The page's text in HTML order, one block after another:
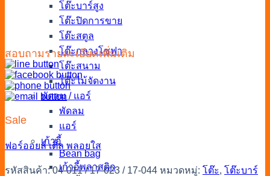
โต๊ะบาร์สูง
โต๊ะปิดการขาย
โต๊ะสตูล
โต๊ะกลางโซฟา
โต๊ะสนาม
โต๊ะไม้จัดงาน
พัดลม / แอร์
พัดลม
แอร์
เก้าอี้
Bean bag
เก้าอี้พลาสติก
สอบถามรายละเอียดเพิ่มเติม
Sale
ฟอร์ออยล์ เติ้ล พลอยใส
รหัสสินค้า:04-011 / 17-023 / 17-044 หมวดหมู่: โต๊ะ, โต๊ะบาร์